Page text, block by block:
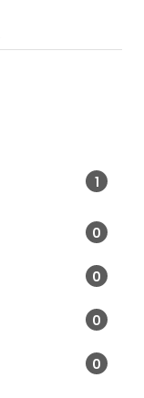
1
0
0
0
0